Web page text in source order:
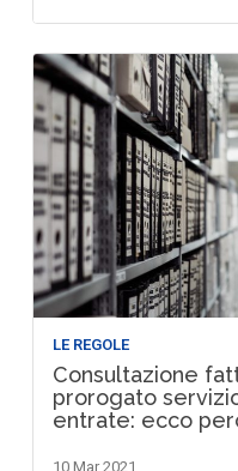
LE REGOLE
Consultazione
prorogato
entrate: ecco
10 Mar 2021